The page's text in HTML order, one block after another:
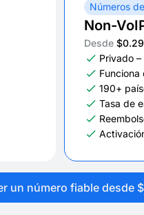
Números
Non-
Desde$0.29
Privado
Funciona
190+
Tasa de
un número fiable desde